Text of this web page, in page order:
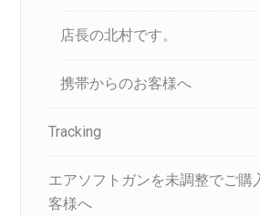
店長の北村です。
携帯からのお客様へ
Tracking
エアソフトガンを未調整でご購
客様へ